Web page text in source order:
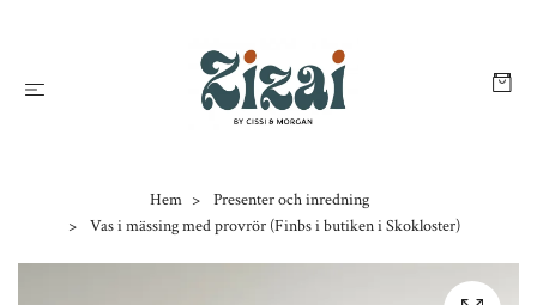
Hem
Presenter och inredning
Vas i mässing med provrör (Finbs i butiken i Skokloster)